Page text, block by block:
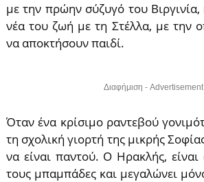
με την πρώην σύζυγό του
νέα του ζωή με τη Στέλλα, με την
να αποκτήσουν παιδί.
Διαφήμιση - Advertisement
Όταν ένα κρίσιμο ραντεβού
τη σχολική γιορτή της μικρής
να είναι παντού. Ο Ηρακλής,
τους μπαμπάδες και μεγαλώνει